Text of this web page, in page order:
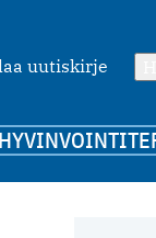
uutiskirje
HYVINVOINTI